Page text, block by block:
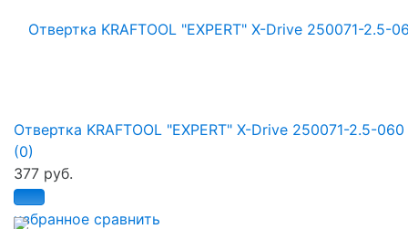
избранное сравнить
Отвертка KRAFTOOL "EXPERT" X-Drive 250071-2.5-060
(0)
377 руб.